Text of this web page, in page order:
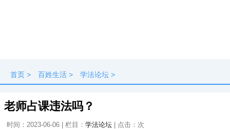
首页 > 百姓生活 > 学法论坛 >
老师占课违法吗？
时间：2023-06-06 | 栏目： 学法论坛 | 点击： 次